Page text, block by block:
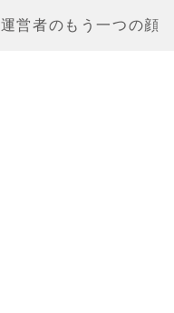
運営者のもう一つの顔